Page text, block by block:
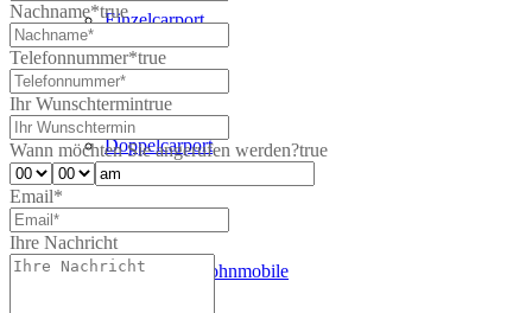
Einzelcarport
Doppelcarport
Carport für Wohnmobile
Nachname*true
Telefonnummer*true
Ihr Wunschtermintrue
Wann möchten Sie angerufen werden?true
Email*
Ihre Nachricht